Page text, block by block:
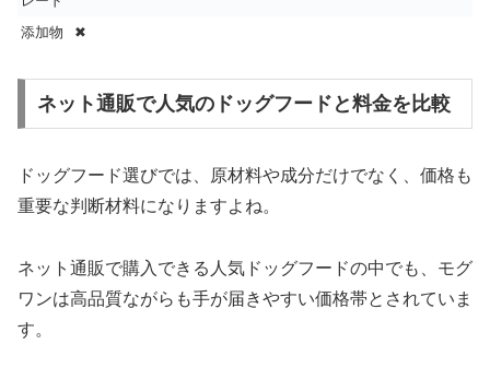
添加物 ✖
ネット通販で人気のドッグフードと料金を比較
ドッグフード選びでは、原材料や成分だけでなく、価格も
重要な判断材料になりますよね。
ネット通販で購入できる人気ドッグフードの中でも、モグ
ワンは高品質ながらも手が届きやすい価格帯とされていま
す。